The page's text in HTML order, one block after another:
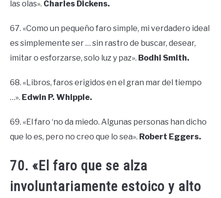
las olas». Charles Dickens.
67. «Como un pequeño faro simple, mi verdadero ideal
es simplemente ser … sin rastro de buscar, desear,
imitar o esforzarse, solo luz y paz». Bodhi Smith.
68. «Libros, faros erigidos en el gran mar del tiempo
…». Edwin P. Whipple.
69. «El faro ‘no da miedo. Algunas personas han dicho
que lo es, pero no creo que lo sea». Robert Eggers.
70. «El faro que se alza
involuntariamente estoico y alto